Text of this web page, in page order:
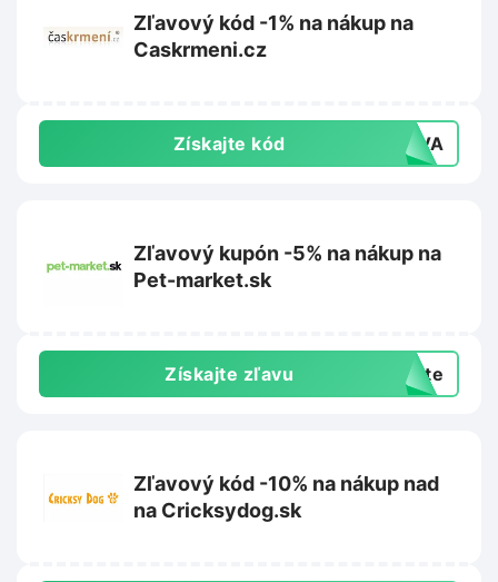
Zľavový kód -1% na nákup na
Caskrmeni.cz
Získajte kód LEVA
Zľavový kupón -5% na nákup na
Pet-market.sk
Získajte zľavu exte
Zľavový kód -10% na nákup nad
na Cricksydog.sk